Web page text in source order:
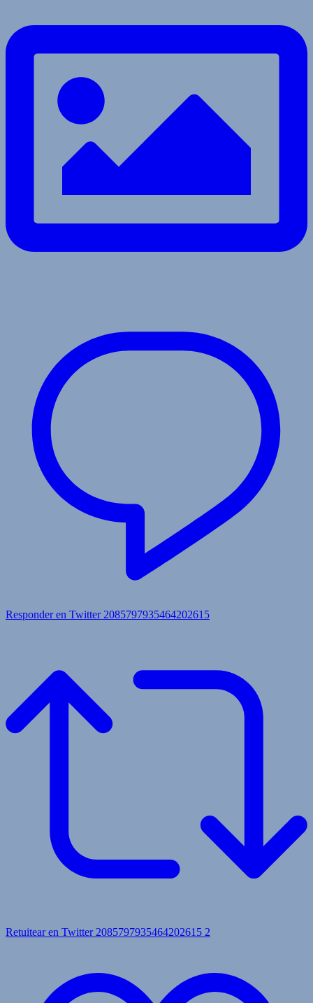
Responder en Twitter 2085797935464202615
Retuitear en Twitter 2085797935464202615 2